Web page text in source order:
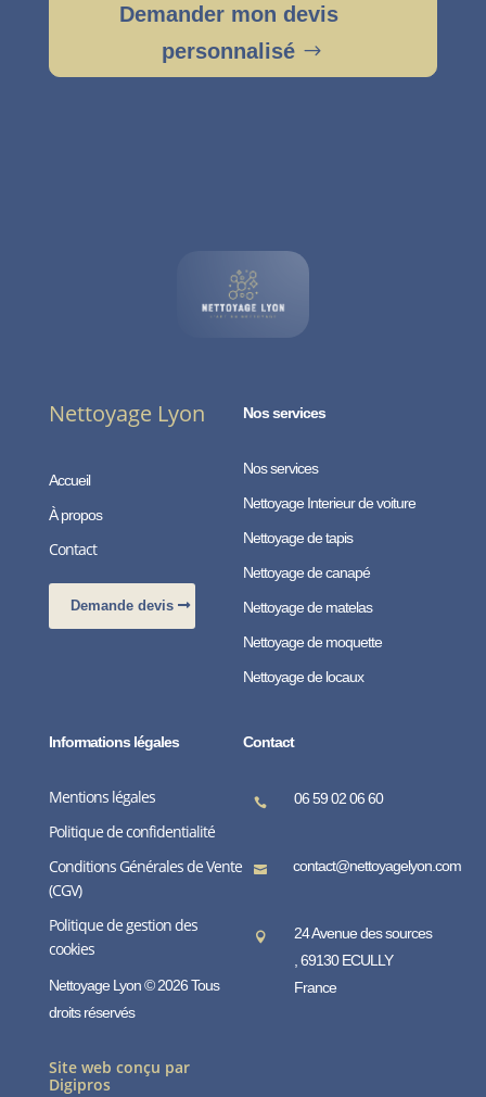
Demander mon devis
personnalisé
Nettoyage Lyon
Accueil
À propos
Contact
Demande devis
Nos services
Nos services
Nettoyage Interieur de voiture
Nettoyage de tapis
Nettoyage de canapé
Nettoyage de matelas
Nettoyage de moquette
Nettoyage de locaux
Informations légales
Mentions légales
Politique de confidentialité
Conditions Générales de Vente
(CGV)
Politique de gestion des
cookies
Nettoyage Lyon © 2026 Tous
droits réservés
Site web conçu par
Digipros
Contact
 06 59 02 06 60
 contact@nettoyagelyon.com

24 Avenue des sources
, 69130 ECULLY
France